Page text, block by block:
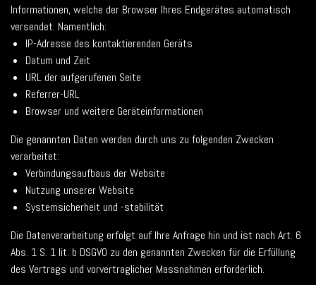
Informationen, welche der Browser Ihres Endgerätes automatisch
versendet. Namentlich:
IP-Adresse des kontaktierenden Geräts
Datum und Zeit
URL der aufgerufenen Seite
Referrer-URL
Browser und weitere Geräteinformationen
Die genannten Daten werden durch uns zu folgenden Zwecken
verarbeitet:
Verbindungsaufbaus der Website
Nutzung unserer Website
Systemsicherheit und -stabilität
Die Datenverarbeitung erfolgt auf Ihre Anfrage hin und ist nach Art. 6
Abs. 1 S. 1 lit. b DSGVO zu den genannten Zwecken für die Erfüllung
des Vertrags und vorvertraglicher Massnahmen erforderlich.